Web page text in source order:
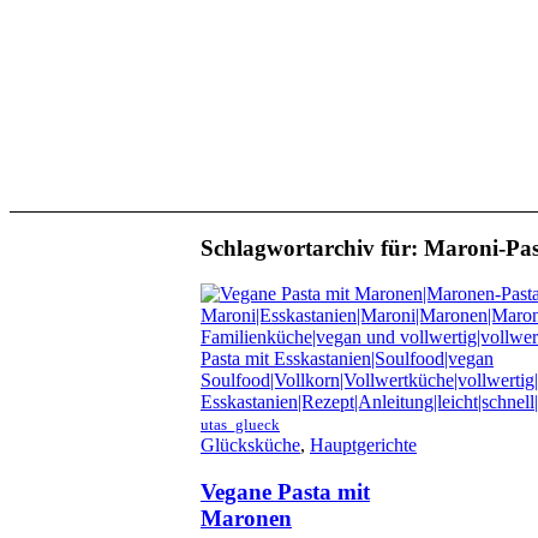
Schlagwortarchiv für: Maroni-
utas_glueck
Glücksküche, Hauptgerichte
Vegane Pasta mit
Maronen